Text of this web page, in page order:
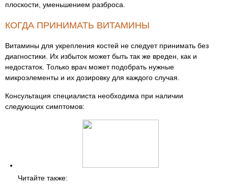
плоскости, уменьшением разброса.
КОГДА ПРИНИМАТЬ ВИТАМИНЫ
Витамины для укрепления костей не следует принимать без
диагностики. Их избыток может быть так же вреден, как и
недостаток. Только врач может подобрать нужные
микроэлементы и их дозировку для каждого случая.
Консультация специалиста необходима при наличии
следующих симптомов:
Читайте также: